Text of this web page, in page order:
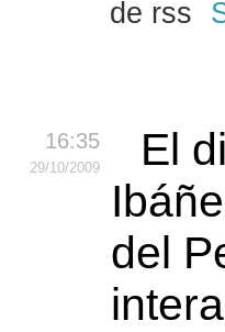
16:35
29/10/2009
El
del